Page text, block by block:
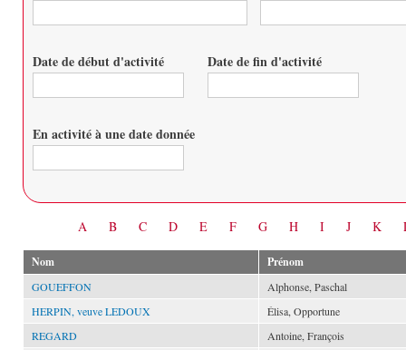
Date de début d'activité Date de fin d'activité
En activité à une date donnée
A B C D E F G H I J K
Nom Prénom
GOUEFFON
Alphonse, Paschal
HERPIN, veuve LEDOUX
Élisa, Opportune
REGARD
Antoine, François